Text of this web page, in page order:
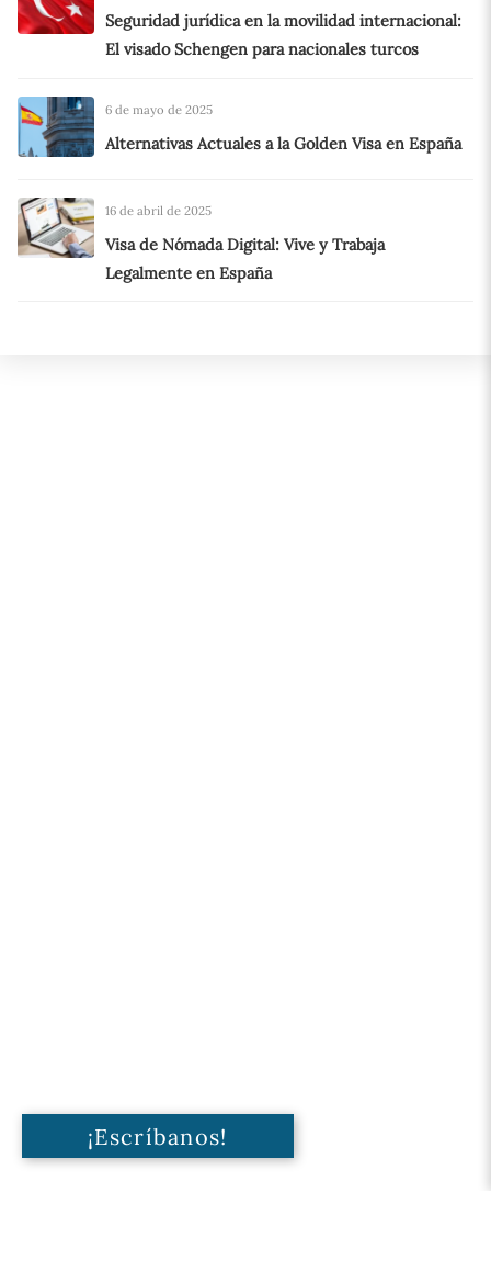
Seguridad jurídica en la movilidad internacional:
El visado Schengen para nacionales turcos
6 de mayo de 2025
Alternativas Actuales a la Golden Visa en España
16 de abril de 2025
Visa de Nómada Digital: Vive y Trabaja
Legalmente en España
¡Escríbanos!